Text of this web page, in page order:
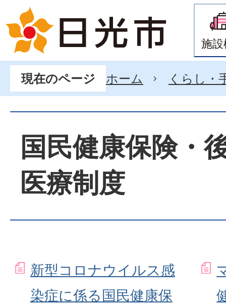
施
現在のページ ホーム くらし・
国民健康保険・
医療制度
新型コロナウイルス感
染症に係る国民健康保